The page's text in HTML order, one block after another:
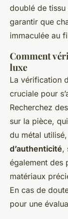
doublé de
garantir que
immaculée au
Comment
luxe
La vérification
cruciale pour
Recherchez
sur la pièce,
du métal
d’authenticité,
également des
matériaux
En cas de
pour une